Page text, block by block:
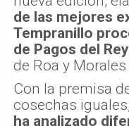
de las mejores
Tempranillo
de Pagos del Rey
de Roa y
Con la premisa
cosechas iguales,
ha analizado